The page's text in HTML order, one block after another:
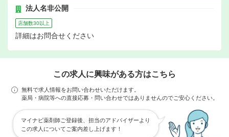
法人名非公開
店舗数30以上
詳細はお問合せください
この求人に興味がある方はこちら
無料で求人情報をお問い合わせいただけます。
薬局・病院等への直接応募・問い合わせではありませんのでご安心ください。
マイナビ薬剤師ご登録後、担当のアドバイザーより
この求人についてご案内差し上げます！